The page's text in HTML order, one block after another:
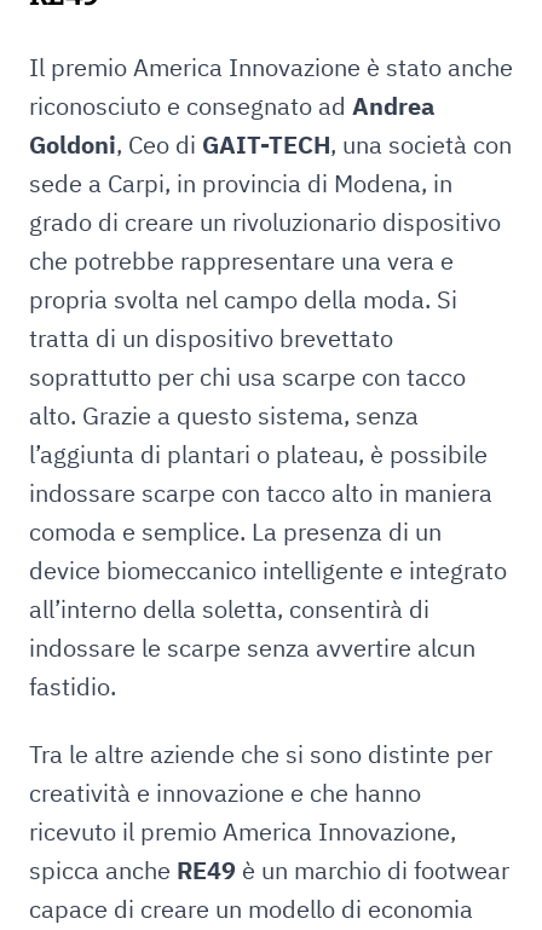
Il premio America Innovazione è stato anche
riconosciuto e consegnato ad Andrea
Goldoni, Ceo di GAIT-TECH, una società con
sede a Carpi, in provincia di Modena, in
grado di creare un rivoluzionario dispositivo
che potrebbe rappresentare una vera e
propria svolta nel campo della moda. Si
tratta di un dispositivo brevettato
soprattutto per chi usa scarpe con tacco
alto. Grazie a questo sistema, senza
l’aggiunta di plantari o plateau, è possibile
indossare scarpe con tacco alto in maniera
comoda e semplice. La presenza di un
device biomeccanico intelligente e integrato
all’interno della soletta, consentirà di
indossare le scarpe senza avvertire alcun
fastidio.
Tra le altre aziende che si sono distinte per
creatività e innovazione e che hanno
ricevuto il premio America Innovazione,
spicca anche RE49 è un marchio di footwear
capace di creare un modello di economia